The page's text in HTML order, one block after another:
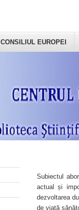
CONSILIUL EUROPEI
Subiectul
actual și
dezvoltarea
de viață